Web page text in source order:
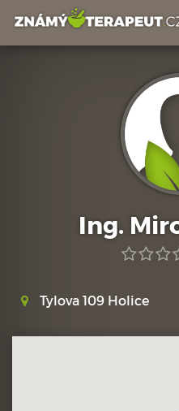
Ing.
Tylova 109 Holice